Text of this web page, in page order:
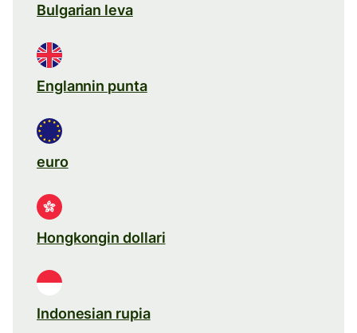
Bulgarian leva
Englannin punta
euro
Hongkongin dollari
Indonesian rupia